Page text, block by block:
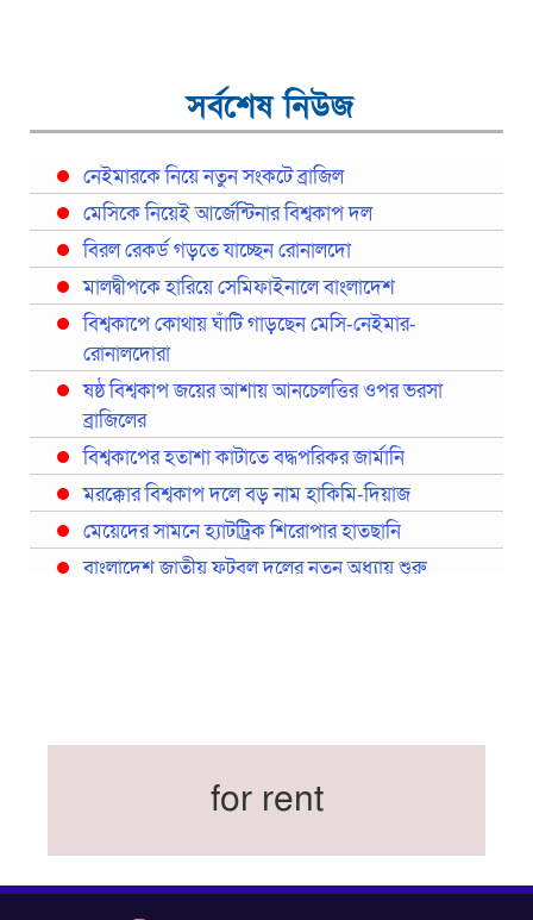
সর্বশেষ নিউজ
নেইমারকে নিয়ে নতুন সংকটে ব্রাজিল
মেসিকে নিয়েই আর্জেন্টিনার বিশ্বকাপ দল
বিরল রেকর্ড গড়তে যাচ্ছেন রোনালদো
মালদ্বীপকে হারিয়ে সেমিফাইনালে বাংলাদেশ
বিশ্বকাপে কোথায় ঘাঁটি গাড়ছেন মেসি-নেইমার-
রোনালদোরা
ষষ্ঠ বিশ্বকাপ জয়ের আশায় আনচেলত্তির ওপর ভরসা
ব্রাজিলের
বিশ্বকাপের হতাশা কাটাতে বদ্ধপরিকর জার্মানি
মরক্কোর বিশ্বকাপ দলে বড় নাম হাকিমি-দিয়াজ
মেয়েদের সামনে হ্যাটট্রিক শিরোপার হাতছানি
বাংলাদেশ জাতীয় ফুটবল দলের নতুন অধ্যায় শুরু
সরিয়ে নিয়েছে ইরান
বর্ষসেরা ক্রীড়াবিদ ও পপুলার চয়েজসহ ফুটবলার হামজা
ব্রাজিলের বিশ্বকাপ দলে নেইমার, জল্পনার অবসান
for rent